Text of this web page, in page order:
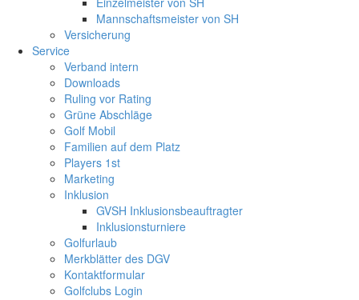
Mannschaftsmeister von SH
Versicherung
Service
Verband intern
Downloads
Ruling vor Rating
Grüne Abschläge
Golf Mobil
Familien auf dem Platz
Players 1st
Marketing
Inklusion
GVSH Inklusionsbeauftragter
Inklusionsturniere
Golfurlaub
Merkblätter des DGV
Kontaktformular
Golfclubs Login